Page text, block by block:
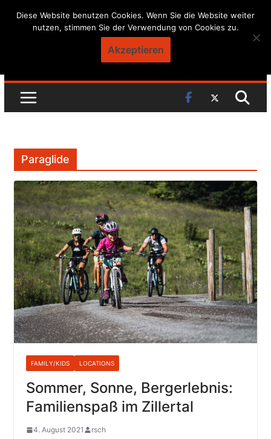
Skip
Paraglide
FAMILY/KIDS LOCATIONS
Sommer, Sonne, Bergerlebnis:
Familienspaß im Zillertal
4. August 2021
rsch
Diese Website benutzen Cookies. Wenn Sie die Website weiter
nutzen, stimmen Sie der Verwendung von Cookies zu.
Akzeptieren